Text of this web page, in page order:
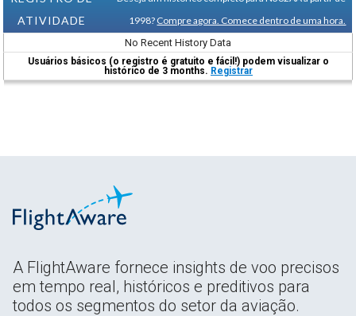
ATIVIDADE
1998? Compre agora. Comece dentro de uma hora.
No Recent History Data
Usuários básicos (o registro é gratuito e fácil!) podem visualizar o
histórico de 3 months. Registrar
A FlightAware fornece insights de voo precisos
em tempo real, históricos e preditivos para
todos os segmentos do setor da aviação.